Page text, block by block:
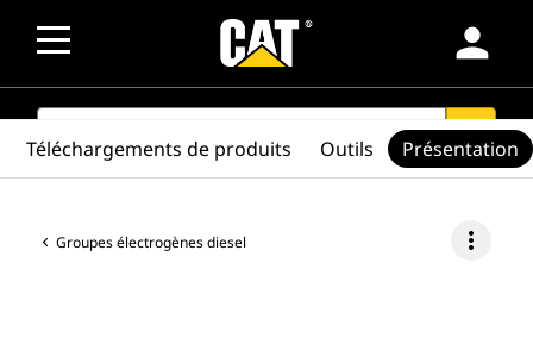
person
SEARCH search
Groupes électrogènes diesel more_vert
Téléchargements de produits Outils Présentation